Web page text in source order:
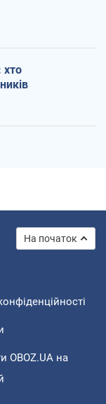
хто
На початок
OBOZ.UA на